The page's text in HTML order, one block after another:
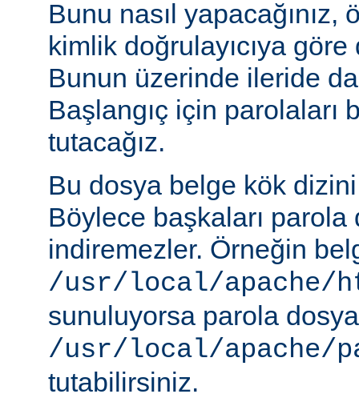
Bunu nasıl
kimlik doğrulayıcıya
Bunun üzerinde ileride
Başlangıç için parolaları
tutacağız.
Bu dosya belge kök dizini
Böylece başkaları parola
indiremezler. Örneğin
/usr/local/apache/
sunuluyorsa parola
/usr/local/apache/
tutabilirsiniz.